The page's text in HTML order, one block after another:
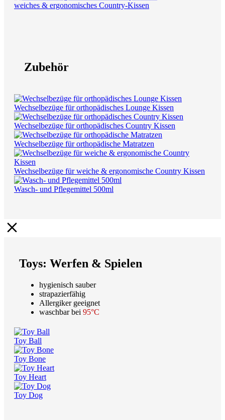
weiches & ergonomisches Country-Kissen
Zubehör
Wechselbezüge für orthopädisches Lounge Kissen
Wechselbezüge für orthopädisches Country Kissen
Wechselbezüge für orthopädische Matratzen
Wechselbezüge für weiche & ergonomische Country Kissen
Wasch- und Pflegemittel 500ml
Toys: Werfen & Spielen
hygienisch sauber
strapazierfähig
Allergiker geeignet
waschbar bei 95°C
Toy Ball
Toy Bone
Toy Heart
Toy Dog